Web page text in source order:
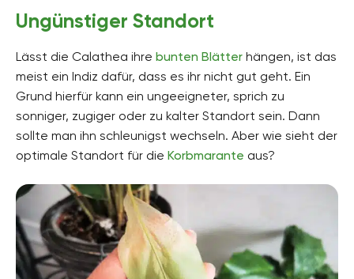
Ungünstiger Standort
Lässt die Calathea ihre bunten Blätter hängen, ist das
meist ein Indiz dafür, dass es ihr nicht gut geht. Ein
Grund hierfür kann ein ungeeigneter, sprich zu
sonniger, zugiger oder zu kalter Standort sein. Dann
sollte man ihn schleunigst wechseln. Aber wie sieht der
optimale Standort für die Korbmarante aus?